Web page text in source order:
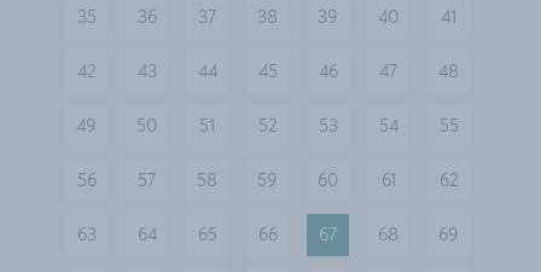
35 36 37 38 39 40 41
42 43 44 45 46 47 48
49 50 51 52 53 54 55
56 57 58 59 60 61 62
63 64 65 66 67 68 69